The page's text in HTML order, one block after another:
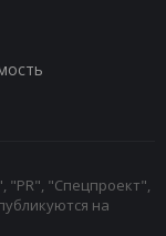
"Спецпроект",
на